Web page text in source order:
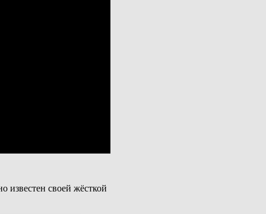
известен своей жёсткой